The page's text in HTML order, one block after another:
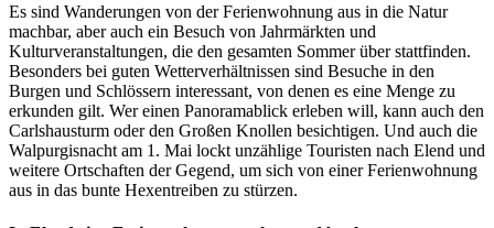
Es sind Wanderungen von der Ferienwohnung aus in die Natur
machbar, aber auch ein Besuch von Jahrmärkten und
Kulturveranstaltungen, die den gesamten Sommer über stattfinden.
Besonders bei guten Wetterverhältnissen sind Besuche in den
Burgen und Schlössern interessant, von denen es eine Menge zu
erkunden gilt. Wer einen Panoramablick erleben will, kann auch den
Carlshausturm oder den Großen Knollen besichtigen. Und auch die
Walpurgisnacht am 1. Mai lockt unzählige Touristen nach Elend und
weitere Ortschaften der Gegend, um sich von einer Ferienwohnung
aus in das bunte Hexentreiben zu stürzen.